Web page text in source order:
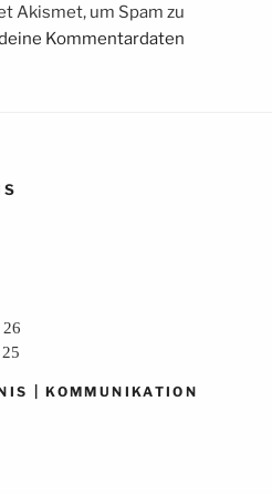
Akismet, um Spam zu
Kommentardaten
|KOMMUNIKATION